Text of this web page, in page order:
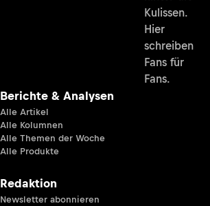
Kulissen.
Hier
schreiben
Fans für
Fans.
Berichte & Analysen
Alle Artikel
Alle Kolumnen
Alle Themen der Woche
Alle Produkte
Redaktion
Newsletter abonnieren